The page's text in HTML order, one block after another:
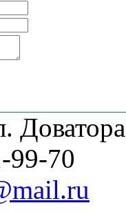
99-70